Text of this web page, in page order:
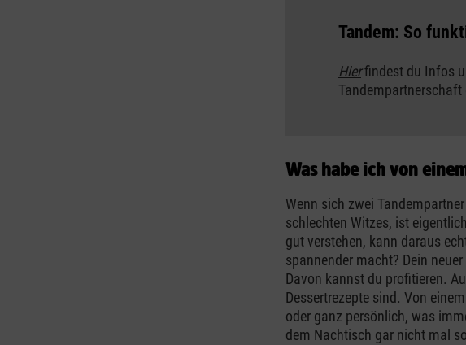
Tandem: So
Hierfindest du Infos
Tandempartnerschaft
Was habe ich von
Wenn sich zwei
schlechten Witzes, ist
gut verstehen, kann daraus
spannender macht? Dein
Davon kannst du profitieren.
Dessertrezepte sind. Von
oder ganz persönlich, was
dem Nachtisch gar nicht mal